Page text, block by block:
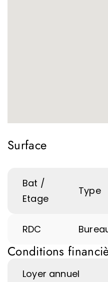
Surface
Bat /
Etage
Type
RDC
Conditions
Loyer annuel